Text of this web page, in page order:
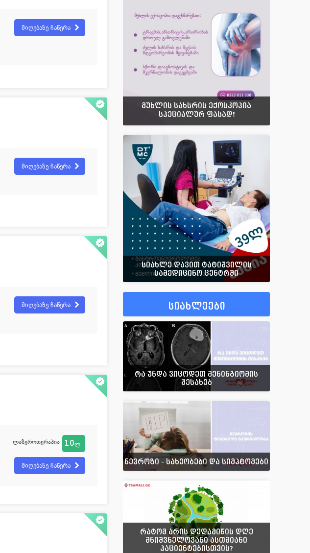
მიღებაზე ჩაწერა
მიღებაზე ჩაწერა
მიღებაზე ჩაწერა
ლაზეროთერაპია 10ლ
მიღებაზე ჩაწერა
მუხლის სახსრის ექოსკოპია
სპეციალურ ფასად❗️
სიახლე დავით ტატიშვილის
სამედიცინო ცენტრში
სიახლეები
რა უნდა ვიცოდეთ მენინგიომის
შესახებ
ნევროზი - სახეობები და სიმპტომები
რატომ არის დედამიწის დღე
მნიშვნელოვანი ასთმიანი
პაციენტებისთვის?